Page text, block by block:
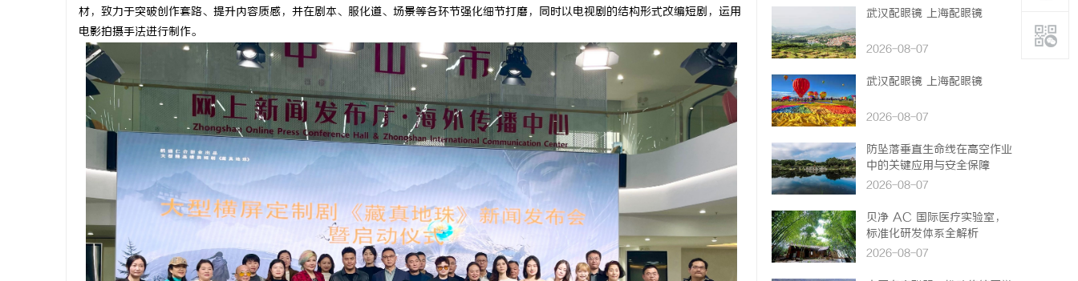
材，致力于突破创作套路、提升内容质感，并在剧本、服化道、场景等各环节强化细节打磨，同时以电视剧的结构形式改编短剧，运用
电影拍摄手法进行制作。
武汉配眼镜 上海配眼镜
2026-08-07
武汉配眼镜 上海配眼镜
2026-08-07
防坠落垂直生命线在高空作业
中的关键应用与安全保障
2026-08-07
贝净 AC 国际医疗实验室，
标准化研发体系全解析
2026-08-07